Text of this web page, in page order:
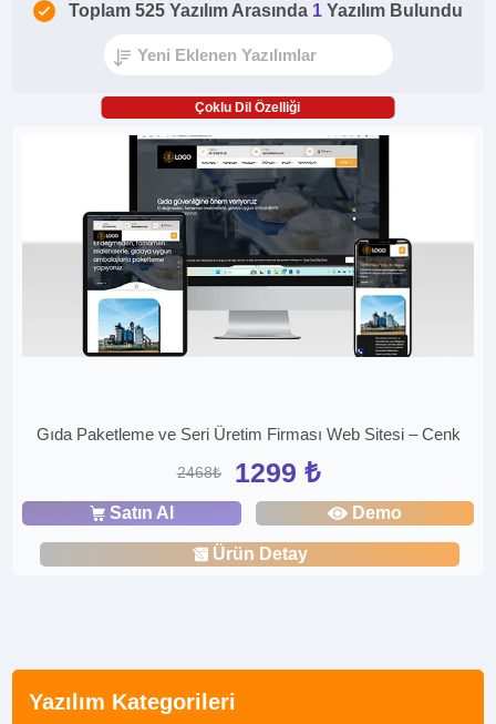
Yazılım Kategorileri
Toplam 525 Yazılım Arasında 1 Yazılım Bulundu
Çoklu Dil Özelliği
Gıda Paketleme ve Seri Üretim Firması Web Sitesi – Cenk
2468₺ 1299 ₺
Satın Al Demo
Ürün Detay